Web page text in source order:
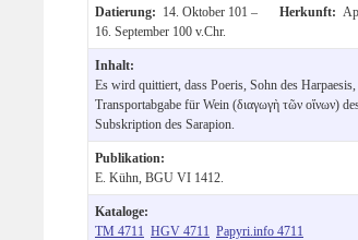
Datierung: 14. Oktober 101 –
16. September 100 v.Chr.
Herkunft:
Inhalt:
Es wird quittiert, dass Poeris, Sohn des
Transportabgabe für Wein (διαγωγὴ τῶν οἴνων)
Subskription des Sarapion.
Publikation:
E. Kühn, BGU VI 1412.
Kataloge:
TM 4711 HGV 4711 Papyri.info 4711